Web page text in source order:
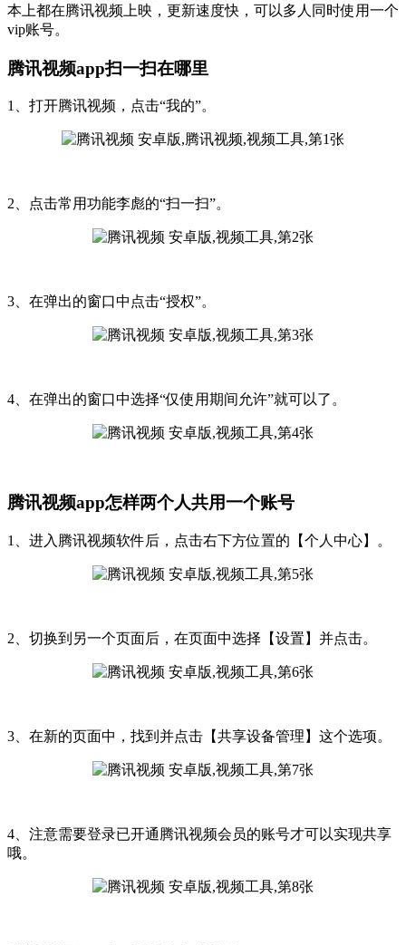
本上都在腾讯视频上映，更新速度快，可以多人同时使用一个
vip账号。
腾讯视频app扫一扫在哪里
1、打开腾讯视频，点击“我的”。
2、点击常用功能李彪的“扫一扫”。
3、在弹出的窗口中点击“授权”。
4、在弹出的窗口中选择“仅使用期间允许”就可以了。
腾讯视频app怎样两个人共用一个账号
1、进入腾讯视频软件后，点击右下方位置的【个人中心】。
2、切换到另一个页面后，在页面中选择【设置】并点击。
3、在新的页面中，找到并点击【共享设备管理】这个选项。
4、注意需要登录已开通腾讯视频会员的账号才可以实现共享
哦。